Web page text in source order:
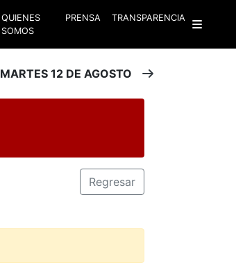
QUIENES
SOMOS
PRENSA TRANSPARENCIA
MARTES 12 DE AGOSTO
Regresar